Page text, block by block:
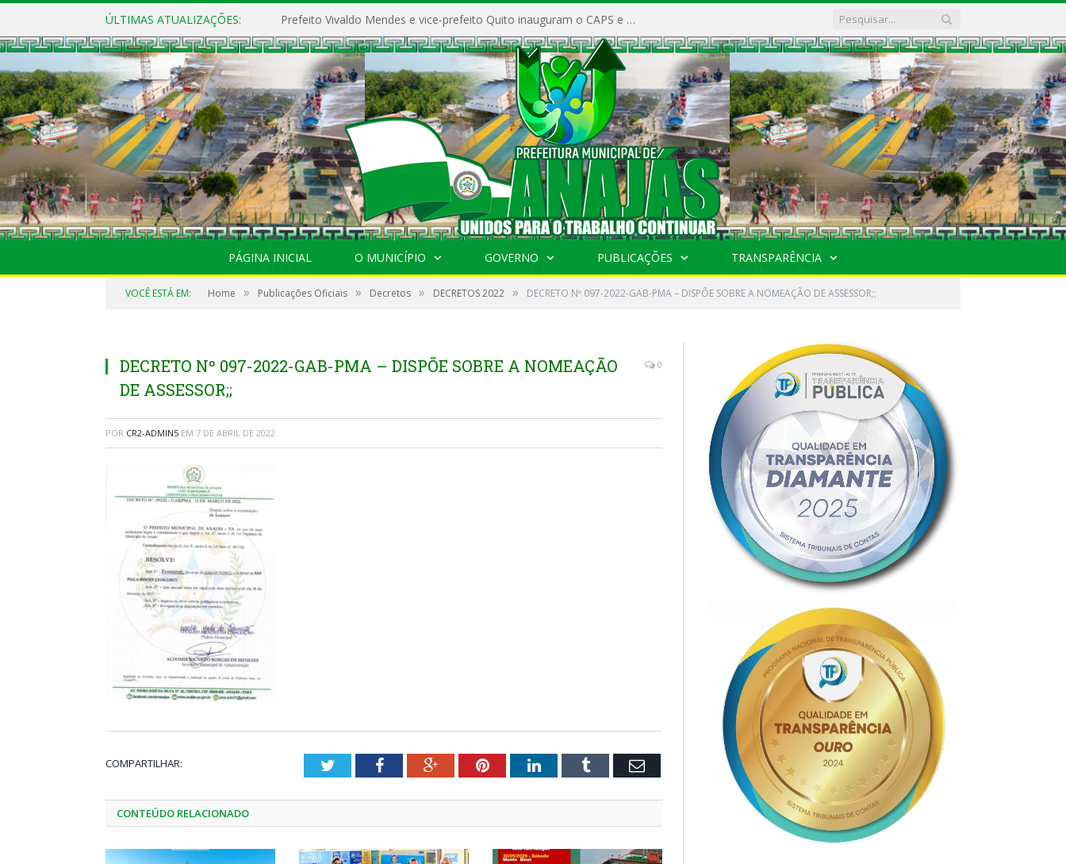
ÚLTIMAS ATUALIZAÇÕES: Prefeito Vivaldo Mendes e vice-prefeito Quito inauguram o CAPS e fortalecem a saúde pública em Anajás.
PÁGINA INICIAL O MUNICÍPIO GOVERNO PUBLICAÇÕES TRANSPARÊNCIA
VOCÊ ESTÁ EM: Home » Publicações Oficiais » Decretos » DECRETOS 2022 » DECRETO Nº 097-2022-GAB-PMA – DISPÕE SOBRE A NOMEAÇÃO DE ASSESSOR;;
DECRETO Nº 097-2022-GAB-PMA – DISPÕE SOBRE A NOMEAÇÃO
DE ASSESSOR;;
0
POR CR2-ADMIN5 EM 7 DE ABRIL DE 2022
COMPARTILHAR: TwitterFacebookGoogle+PinterestLinkedInTumblr Email
CONTEÚDO RELACIONADO